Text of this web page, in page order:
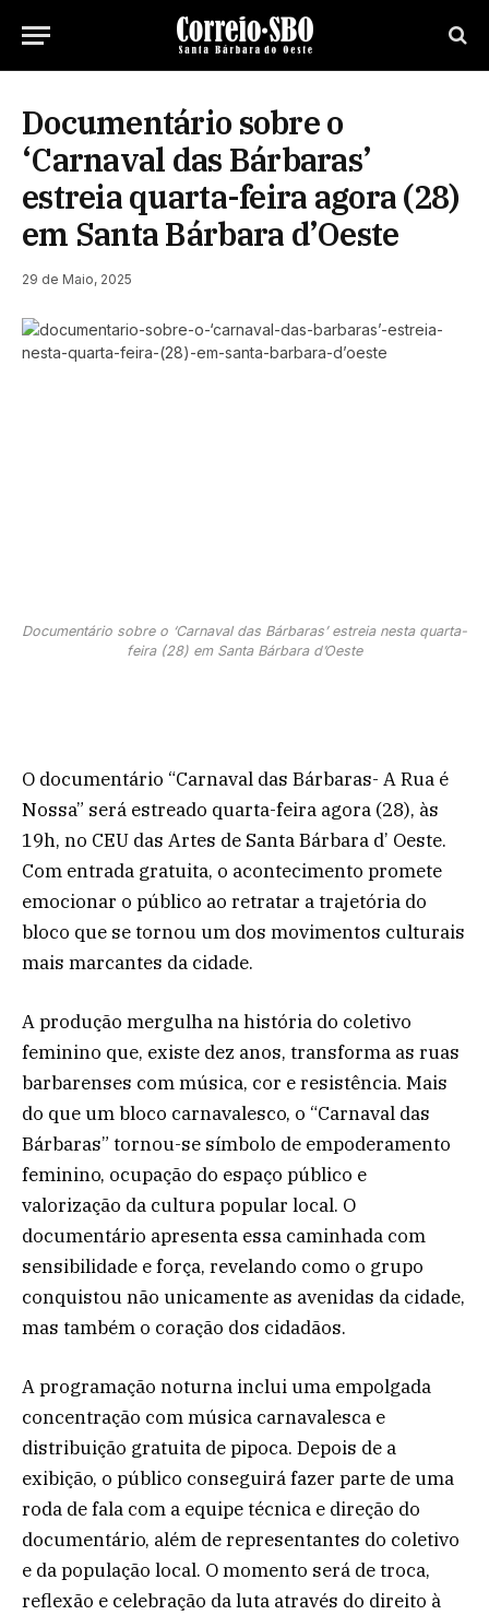
Documentário sobre o
‘Carnaval das Bárbaras’
estreia quarta-feira agora (28)
em Santa Bárbara d’Oeste
29 de Maio, 2025
Documentário sobre o ‘Carnaval das Bárbaras’ estreia nesta quarta-
feira (28) em Santa Bárbara d’Oeste
O documentário “Carnaval das Bárbaras- A Rua é
Nossa” será estreado quarta-feira agora (28), às
19h, no CEU das Artes de Santa Bárbara d’ Oeste.
Com entrada gratuita, o acontecimento promete
emocionar o público ao retratar a trajetória do
bloco que se tornou um dos movimentos culturais
mais marcantes da cidade.
A produção mergulha na história do coletivo
feminino que, existe dez anos, transforma as ruas
barbarenses com música, cor e resistência. Mais
do que um bloco carnavalesco, o “Carnaval das
Bárbaras” tornou-se símbolo de empoderamento
feminino, ocupação do espaço público e
valorização da cultura popular local. O
documentário apresenta essa caminhada com
sensibilidade e força, revelando como o grupo
conquistou não unicamente as avenidas da cidade,
mas também o coração dos cidadãos.
A programação noturna inclui uma empolgada
concentração com música carnavalesca e
distribuição gratuita de pipoca. Depois de a
exibição, o público conseguirá fazer parte de uma
roda de fala com a equipe técnica e direção do
documentário, além de representantes do coletivo
e da população local. O momento será de troca,
reflexão e celebração da luta através do direito à